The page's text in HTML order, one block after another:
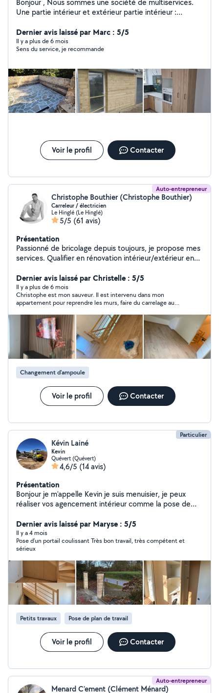
Bonjour , Nous sommes une société de multiservices.
Une partie intérieur et extérieur partie intérieur :
agencement intérieur , terrasse bois. partie extérieur :
Aménagement extérieur et Travaux de minipelle
évacuation de terre nettoyage de terrain, pose de
pouvons aussi poser ce que vous acheter ou venir avec
les matériaux. Nous nous déplaçons a 50km autour de
Dinan. N'hésitait pas a nous contacter.
Dernier avis laissé par Marc : 5/5
Il y a plus de 6 mois
Sens du service, je recommande
Voir le profil Contacter
Auto-entrepreneur
Christophe Bouthier (Christophe Bouthier)
Carreleur / électricien
Le Hinglé (Le Hinglé)
5/5 (61 avis)
Présentation
Passionné de bricolage depuis toujours, je propose mes
services. Qualifier en rénovation intérieur/extérieur en
peinture au pistolet, pose de clôture.
Dernier avis laissé par Christelle : 5/5
Il y a plus de 6 mois
Christophe est mon sauveur. Il est intervenu dans mon
appartement pour reprendre les murs, faire du carrelage au
réparer plusieurs choses. Très sympathique et travaux nickel.
Je recommande chaudement
Changement d'ampoule
Voir le profil Contacter
Particulier
Kévin Lainé
Kevin
Quévert (Quévert)
4,6/5 (14 avis)
Présentation
Bonjour je m'appelle Kevin je suis menuisier, je peux
réaliser vos agencement intérieur comme la pose de
bibliothèque, pose de parquet je fais aussi la pose de
menuiserie extérieur fenêtre, portail, porte de garage,
porte d'entrée, clôture. Motorisation de moteur de
volet, garage, portail. Je peux aussi faire du
terrassement, tranchée arrachement de souche (haie,
arbre). J'ai ma propre mini pelle Et d'autre possibilité
n'hésite pas à me contacter pour toute demande
Cordialement Kevin
Dernier avis laissé par Maryse : 5/5
Il y a 4 mois
Pose d’un portail coulissant Très bon travail, très compétent et
sérieux
Petits travaux Pose de plan de travail
Voir le profil Contacter
Auto-entrepreneur
Menard C’ement (Clément Ménard)